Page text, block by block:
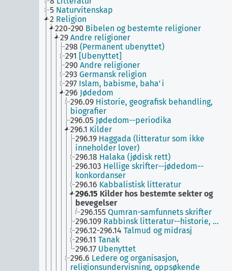
5 Naturvitenskap
2 Religion
220-290 Bibelen og bestemte religioner
29 Andre religioner
298 (Permanent ubenyttet)
291 [Ubenyttet]
290 Andre religioner
293 Germansk religion
297 Islam, babisme, baha'i
296 Jødedom
296.09 Historie, geografisk behandling,
biografier
296.05 Jødedom--periodika
296.1 Kilder
296.19 Haggada (litteratur som ikke
inneholder lover)
296.18 Halaka (jødisk rett)
296.103 Hellige skrifter--jødedom--
konkordanser
296.16 Kabbalistisk litteratur
296.15 Kilder hos bestemte sekter og
bevegelser
296.155 Qumran-samfunnets skrifter
296.109 Rabbinsk litteratur--historie, …
296.12-296.14 Talmud og midrasj
296.11 Tanak
296.17 Ubenyttet
296.6 Ledere og organisasjon,
religionsundervisning, oppsøkende